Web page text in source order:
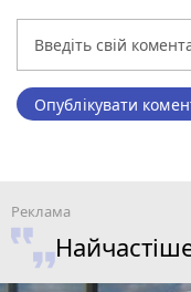
Опублікувати